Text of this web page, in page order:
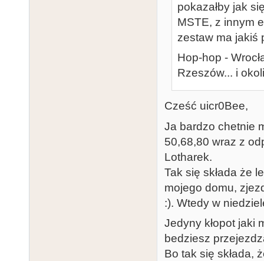
pokazałby jak
MSTE, z innym
zestaw ma jakiś
Hop-hop -
Rzeszów... i
Cześć uicr0Bee,
Ja bardzo chetnie
50,68,80 wraz z
Lotharek.
Tak się składa że
mojego domu,
:). Wtedy w
Jedyny kłopot jaki
bedziesz
Bo tak się składa,